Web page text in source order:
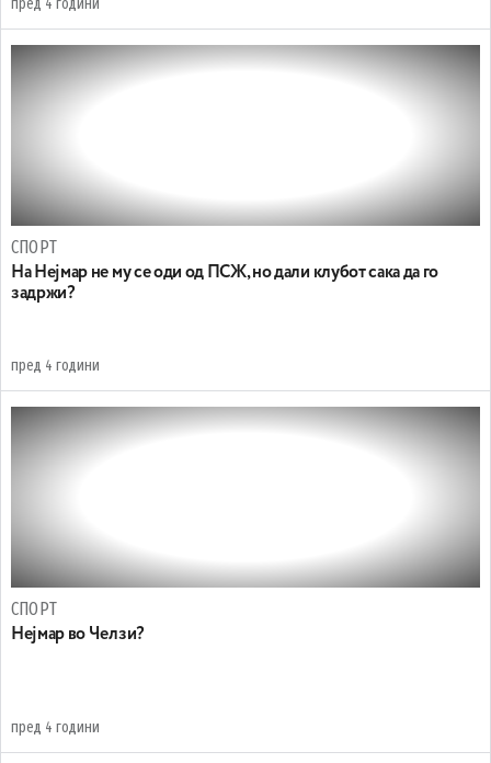
пред 4 години
СПОРТ
На Нејмар не му се оди од ПСЖ, но дали клубот сака да го
задржи?
пред 4 години
СПОРТ
Нејмар во Челзи?
пред 4 години